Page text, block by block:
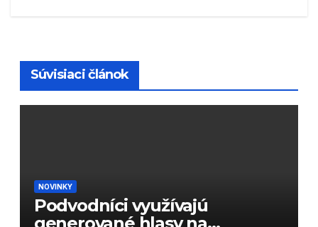
Súvisiaci článok
NOVINKY
Podvodníci využívajú